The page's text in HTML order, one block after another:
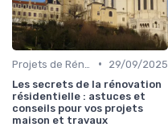
•
29/09/2025
Les secrets de la rénovation
résidentielle : astuces et
conseils pour vos projets
maison et travaux